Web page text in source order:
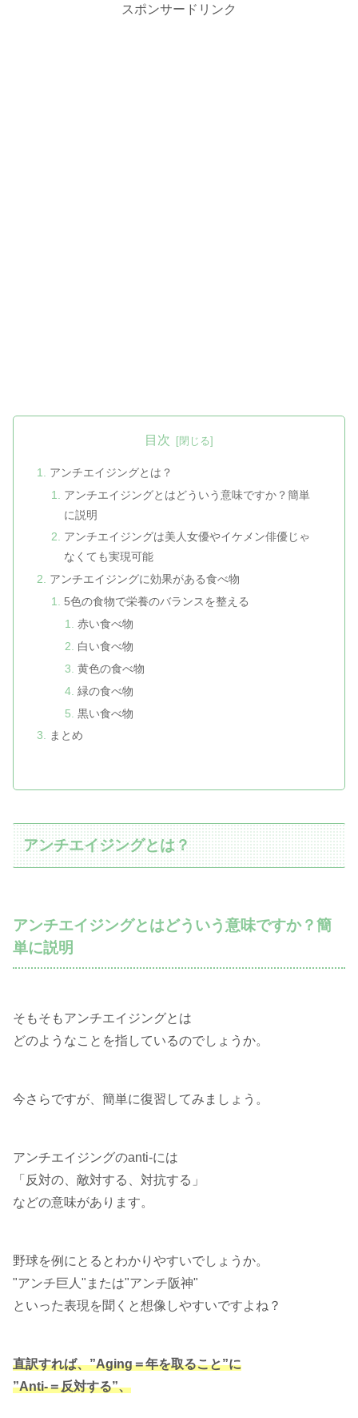
スポンサードリンク
目次
アンチエイジングとは？
アンチエイジングとはどういう意味ですか？簡単
に説明
アンチエイジングは美人女優やイケメン俳優じゃ
なくても実現可能
アンチエイジングに効果がある食べ物
5色の食物で栄養のバランスを整える
赤い食べ物
白い食べ物
黄色の食べ物
緑の食べ物
黒い食べ物
まとめ
アンチエイジングとは？
アンチエイジングとはどういう意味ですか？簡
単に説明
そもそもアンチエイジングとは
どのようなことを指しているのでしょうか。
今さらですが、簡単に復習してみましょう。
アンチエイジングのanti-には
「反対の、敵対する、対抗する」
などの意味があります。
野球を例にとるとわかりやすいでしょうか。
"アンチ巨人"または"アンチ阪神"
といった表現を聞くと想像しやすいですよね？
直訳すれば、”Aging＝年を取ること”に
”Anti-＝反対する”、